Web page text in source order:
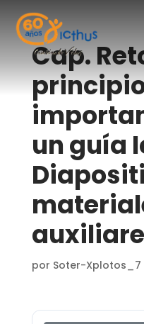
Cap.
un guía
por Soter-Xplotos_7